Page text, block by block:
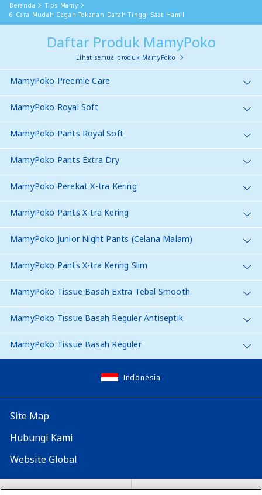
Beranda
Tips Mamy
6 Cara Mudah Cegah Tekanan Darah Tinggi Saat Hamil
Daftar Produk MamyPoko
Lihat semua produk MamyPoko
MamyPoko Preemie Care
MamyPoko Royal Soft
MamyPoko Pants Royal Soft
MamyPoko Pants Extra Dry
MamyPoko Perekat X-tra Kering
MamyPoko Pants X-tra Kering
MamyPoko Junior Night Pants (Celana Malam)
MamyPoko Pants X-tra Kering Slim
MamyPoko Tissue Basah Extra Tebal Smooth
MamyPoko Tissue Basah Reguler Antiseptik
MamyPoko Tissue Basah Reguler
Indonesia
Site Map
Hubungi Kami
Website Global
Map Situs Lokasi seluruh dunia